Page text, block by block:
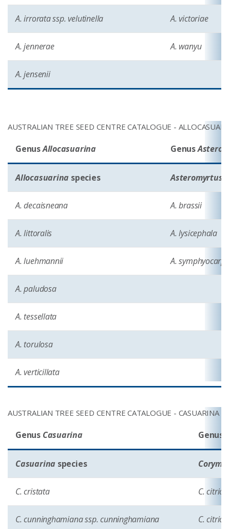
A. irrorata ssp. velutinella A. victoriae
A. jennerae A. wanyu
A. jensenii
AUSTRALIAN TREE SEED CENTRE CATALOGUE -
GenusAllocasuarina Genus
Allocasuarina species Asteromyrtus
A. decaisneana A. brassii
A. littoralis A. lysicephala
A. luehmannii A. symphyocarpa
A. paludosa
A. tessellata
A. torulosa
A. verticillata
AUSTRALIAN TREE SEED CENTRE CATALOGUE - CASUARINA &
Genus Casuarina Genus
Casuarina species
C. cristata C.
C. cunninghamiana ssp. cunninghamiana C.